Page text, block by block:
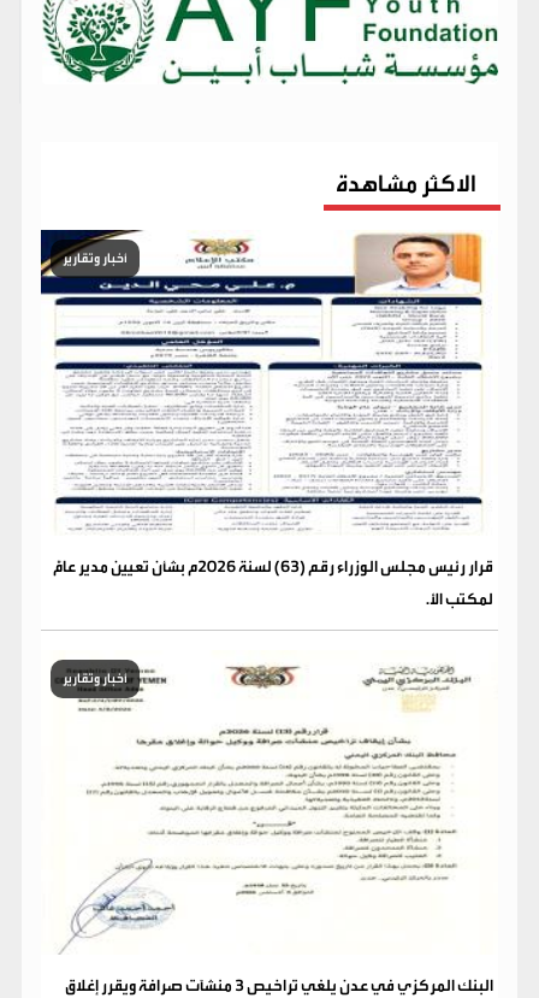
الاكثر مشاهدة
أخبار وتقارير
قرار رئيس مجلس الوزراء رقم (63) لسنة 2026م بشأن تعيين مدير عامًّ
لمكتب الأ.
أخبار وتقارير
البنك المركزي في عدن يلغي تراخيص 3 منشآت صرافة ويقرر إغلاق